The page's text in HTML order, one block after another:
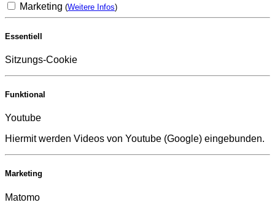
Marketing (Weitere Infos)
Essentiell
Sitzungs-Cookie
Funktional
Youtube
Hiermit werden Videos von Youtube (Google) eingebunden.
Marketing
Matomo